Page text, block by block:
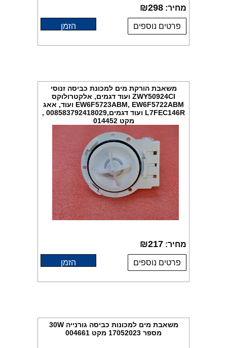
מחיר: ₪298
פרטים נוספים הזמן
משאבת הורקת מים למכונת כביסה זנוסי
ZWY50924CI ועוד דגמים, אלקטרולוקס
EW6F5723ABM, EW6F5722ABM ועוד, אאג
L7FEC146R ועוד דגמים,008583792418029 ,
מקט 014452
מחיר: ₪217
פרטים נוספים הזמן
משאבת מים למכונות כביסה גורנייה 30W
מספר 17052023 מקט 004661